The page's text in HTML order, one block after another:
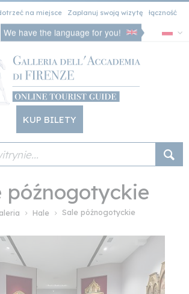
na miejsce Zaplanuj swoją wizytę łączność
We have the language for you!
KUP BILETY
późnogotyckie
Hale Sale późnogotyckie